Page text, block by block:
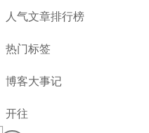
人气文章排行榜
热门标签
博客大事记
开往